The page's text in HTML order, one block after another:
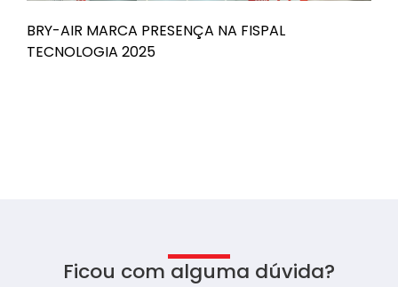
BRY-AIR MARCA PRESENÇA NA FISPAL
TECNOLOGIA 2025
Ficou com alguma dúvida?